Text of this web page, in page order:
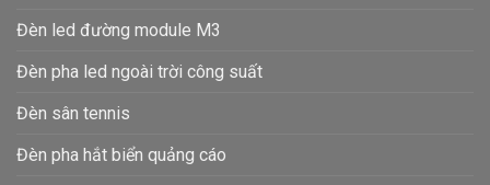
Đèn led đường module M3
Đèn pha led ngoài trời công suất
Đèn sân tennis
Đèn pha hắt biển quảng cáo